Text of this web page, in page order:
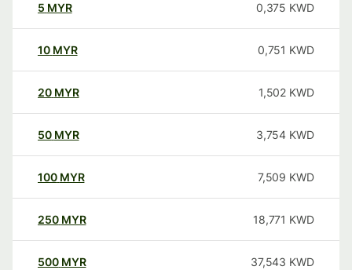
5 MYR 0,375 KWD
10 MYR 0,751 KWD
20 MYR 1,502 KWD
50 MYR 3,754 KWD
100 MYR 7,509 KWD
250 MYR 18,771 KWD
500 MYR 37,543 KWD